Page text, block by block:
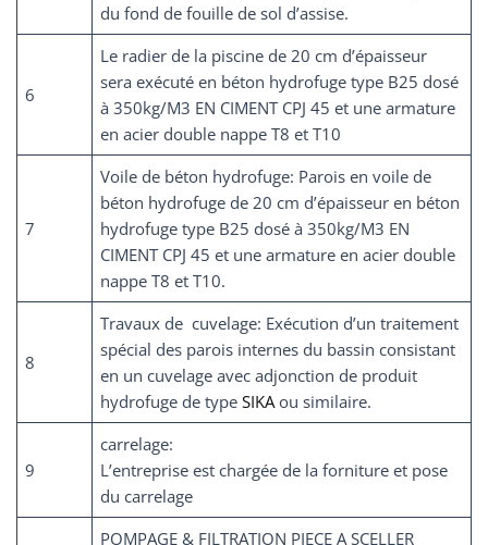
du fond de fouille de sol d’assise.
6
Le radier de la piscine de 20 cm d’épaisseur
sera exécuté en béton hydrofuge type B25 dosé
à 350kg/M3 EN CIMENT CPJ 45 et une armature
en acier double nappe T8 et T10
7
Voile de béton hydrofuge: Parois en voile de
béton hydrofuge de 20 cm d’épaisseur en béton
hydrofuge type B25 dosé à 350kg/M3 EN
CIMENT CPJ 45 et une armature en acier double
nappe T8 et T10.
8
Travaux de cuvelage: Exécution d’un traitement
spécial des parois internes du bassin consistant
en un cuvelage avec adjonction de produit
hydrofuge de typeSIKA ou similaire.
9
carrelage:
L’entreprise est chargée de la forniture et pose
du carrelage
POMPAGE & FILTRATION PIECE A SCELLER